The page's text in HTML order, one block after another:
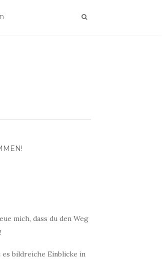
mich, dass du den Weg
bildreiche Einblicke in